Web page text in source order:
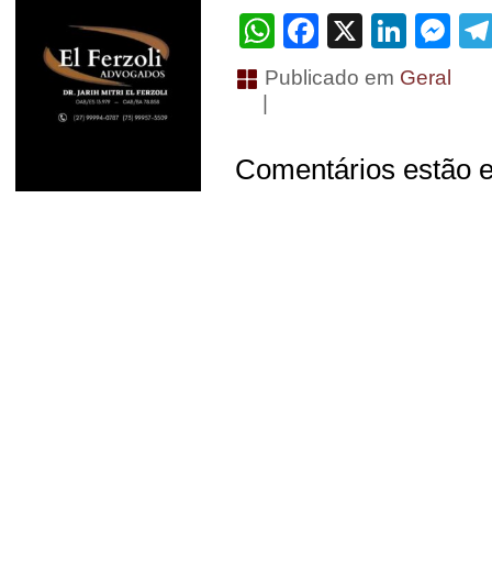
WhatsApp
Facebook
X
Publicado em Geral
Comentários estão